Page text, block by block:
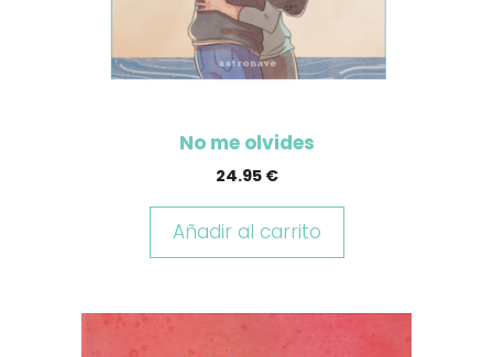
No me olvides
24.95 €
Añadir al carrito